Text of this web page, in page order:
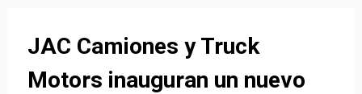
JAC Camiones y Truck
Motors inauguran un nuevo